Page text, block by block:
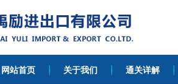
网站首页 关于我们 通关详解